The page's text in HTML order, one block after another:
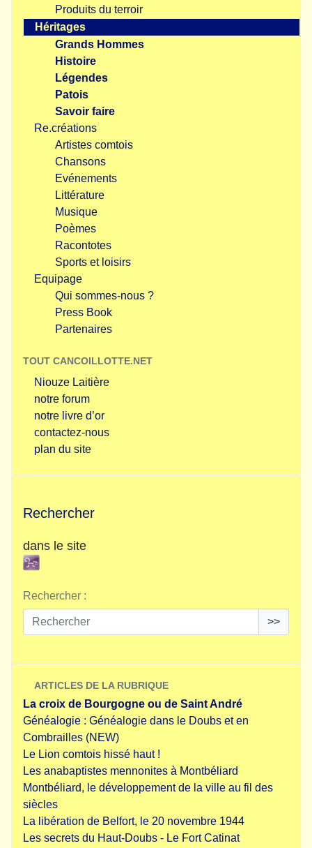
Produits du terroir
Héritages
Grands Hommes
Histoire
Légendes
Patois
Savoir faire
Re.créations
Artistes comtois
Chansons
Evénements
Littérature
Musique
Poèmes
Racontotes
Sports et loisirs
Equipage
Qui sommes-nous ?
Press Book
Partenaires
TOUT CANCOILLOTTE.NET
Niouze Laitière
notre forum
notre livre d’or
contactez-nous
plan du site
Rechercher
dans le site
Rechercher :
>>
ARTICLES DE LA RUBRIQUE
La croix de Bourgogne ou de Saint André
Généalogie : Généalogie dans le Doubs et en
Combrailles (NEW)
Le Lion comtois hissé haut !
Les anabaptistes mennonites à Montbéliard
Montbéliard, le développement de la ville au fil des
siècles
La libération de Belfort, le 20 novembre 1944
Les secrets du Haut-Doubs - Le Fort Catinat